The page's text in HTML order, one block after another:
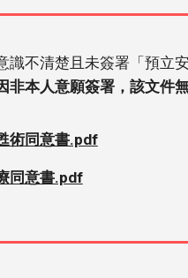
識不清楚且未簽署「預立
非本人意願簽署，該文件
術同意書.pdf
同意書.pdf